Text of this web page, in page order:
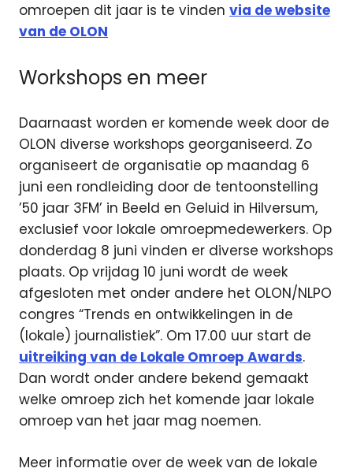
omroepen dit jaar is te vinden via de website
van de OLON
Workshops en meer
Daarnaast worden er komende week door de
OLON diverse workshops georganiseerd. Zo
organiseert de organisatie op maandag 6
juni een rondleiding door de tentoonstelling
’50 jaar 3FM’ in Beeld en Geluid in Hilversum,
exclusief voor lokale omroepmedewerkers. Op
donderdag 8 juni vinden er diverse workshops
plaats. Op vrijdag 10 juni wordt de week
afgesloten met onder andere het OLON/NLPO
congres “Trends en ontwikkelingen in de
(lokale) journalistiek”. Om 17.00 uur start de
uitreiking van de Lokale Omroep Awards.
Dan wordt onder andere bekend gemaakt
welke omroep zich het komende jaar lokale
omroep van het jaar mag noemen.
Meer informatie over de week van de lokale